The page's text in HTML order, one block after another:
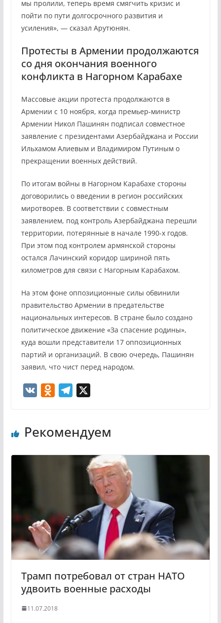
мы пролили, теперь время смягчить кризис и
пойти по пути долгосрочного развития и
усиления», — сказал Арутюнян.
Протесты в Армении продолжаются
со дня окончания военного
конфликта в Нагорном Карабахе
Массовые акции протеста продолжаются в
Армении с 10 ноября, когда премьер-министр
Армении Никол Пашинян подписал совместное
заявление с президентами Азербайджана и России
Ильхамом Алиевым и Владимиром Путиным о
прекращении военных действий.
По итогам войны в Нагорном Карабахе стороны
договорились о введении в регион российских
миротворев. В соответствии с совместным
заявлением, под контроль Азербайджана перешли
территории, потерянные в начале 1990-х годов.
При этом под контролем армянской стороны
остался Лачинский коридор шириной пять
километров для связи с Нагорным Карабахом.
На этом фоне оппозиционные силы обвинили
правительство Армении в предательстве
национальных интересов. В стране было создано
политическое движение «За спасение родины»,
куда вошли представители 17 оппозиционных
партий и организаций. В свою очередь, Пашинян
заявил, что чист перед народом.
o
n
k
i
e
Рекомендуем
Трамп потребовал от стран НАТО
удвоить военные расходы
11.07.2018